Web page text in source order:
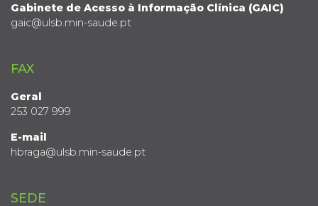
Gabinete de Acesso à Informação Clínica (GAIC)
gaic@ulsb.min-saude.pt
FAX
Geral
253 027 999
E-mail
hbraga@ulsb.min-saude.pt
SEDE